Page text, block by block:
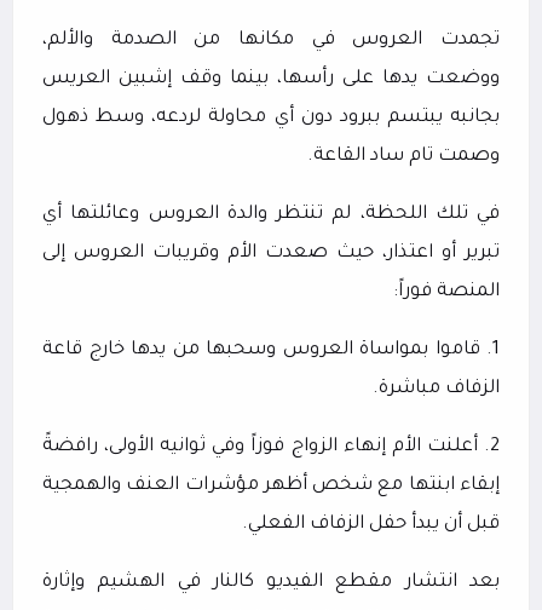
تجمدت العروس في مكانها من الصدمة والألم،
ووضعت يدها على رأسها، بينما وقف إشبين العريس
بجانبه يبتسم ببرود دون أي محاولة لردعه، وسط ذهول
وصمت تام ساد القاعة.
في تلك اللحظة، لم تنتظر والدة العروس وعائلتها أي
تبرير أو اعتذار، حيث صعدت الأم وقريبات العروس إلى
المنصة فوراً:
1. قاموا بمواساة العروس وسحبها من يدها خارج قاعة
الزفاف مباشرة.
2. أعلنت الأم إنهاء الزواج فوزاً وفي ثوانيه الأولى، رافضةً
إبقاء ابنتها مع شخص أظهر مؤشرات العنف والهمجية
قبل أن يبدأ حفل الزفاف الفعلي.
بعد انتشار مقطع الفيديو كالنار في الهشيم وإثارة